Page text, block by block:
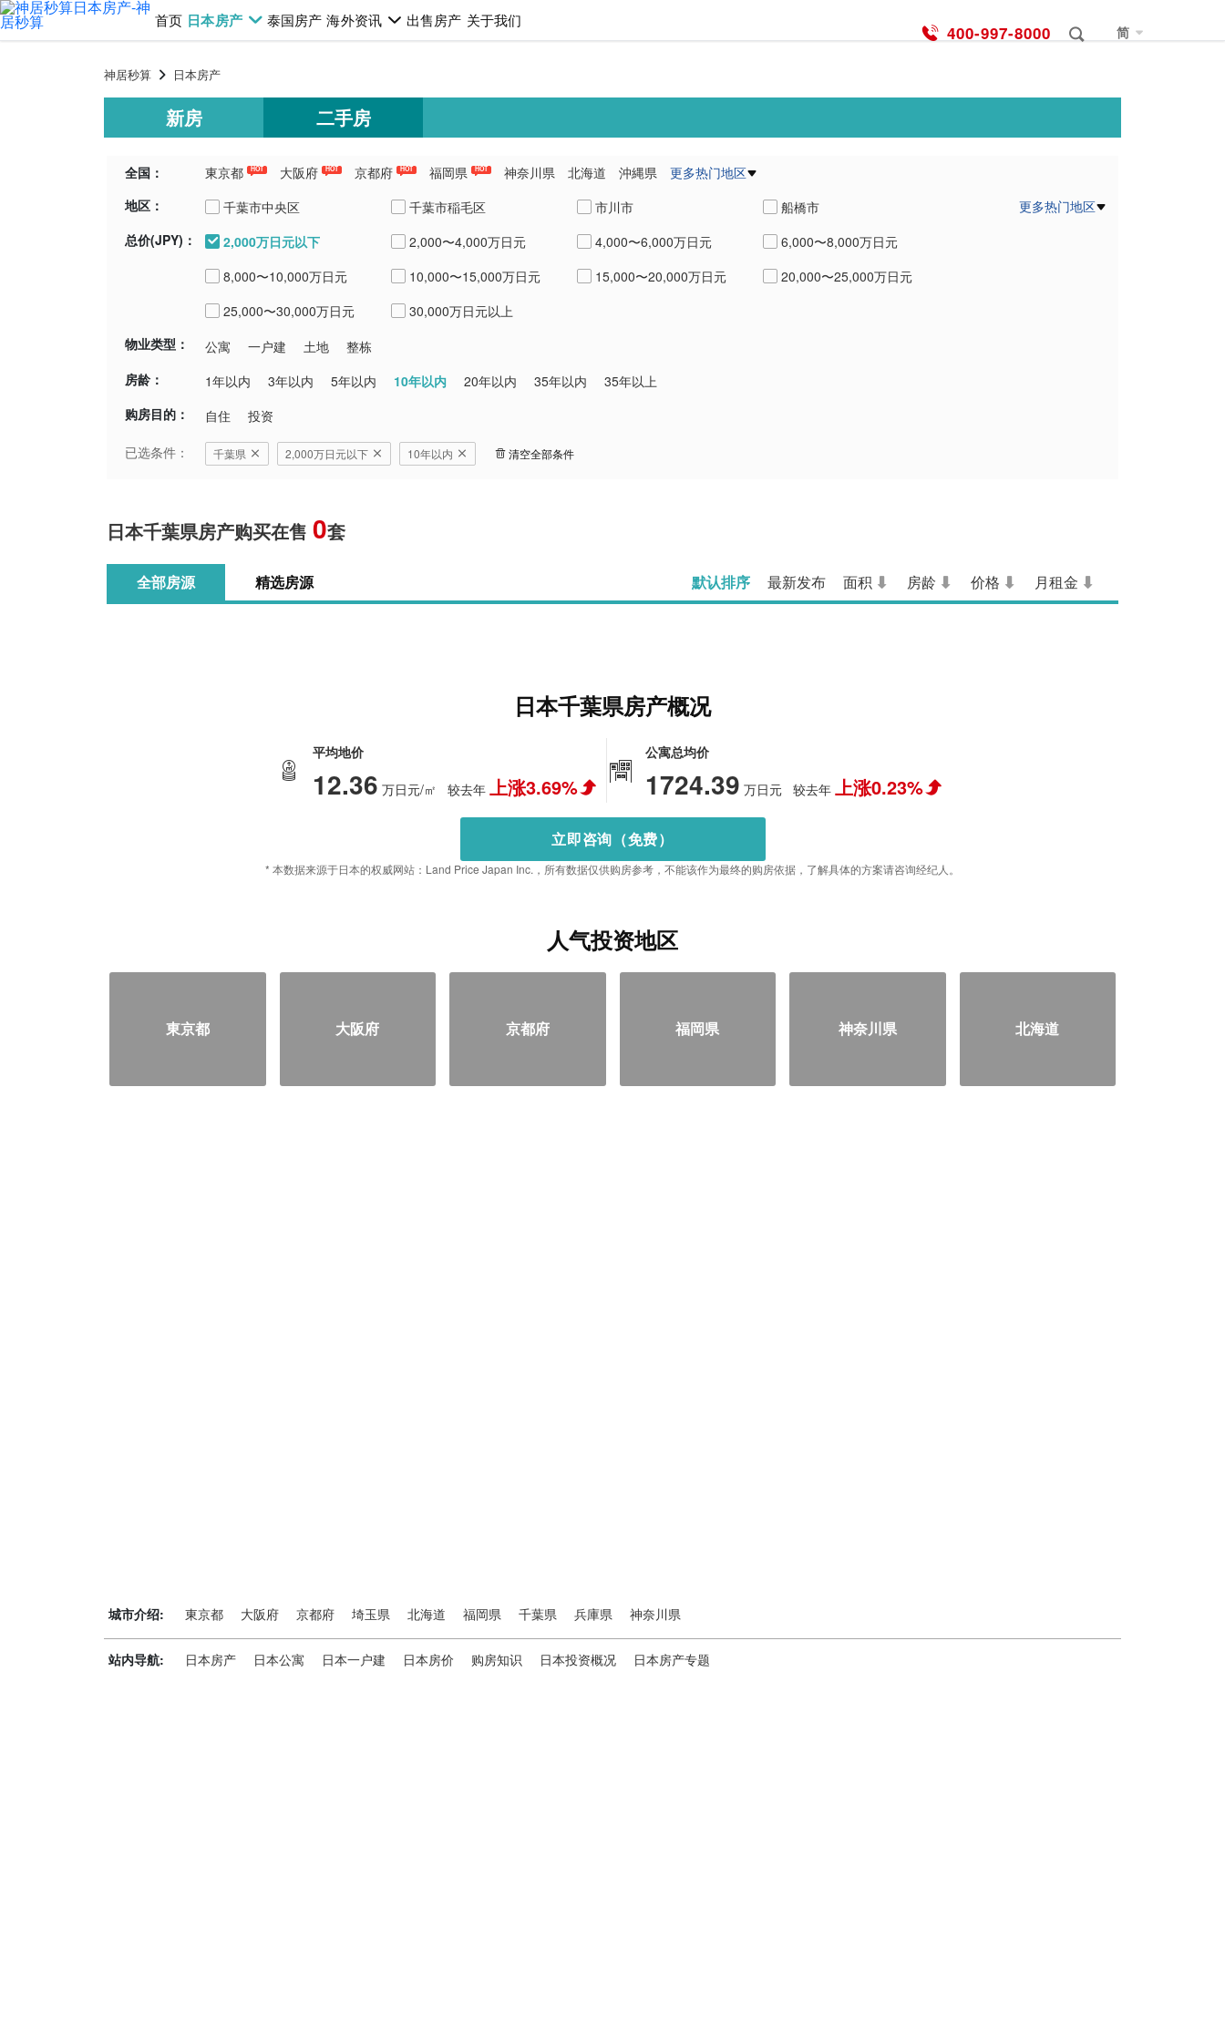
400-997-8000 简
首页 日本房产 泰国房产 海外资讯 出售房产 关于我们
神居秒算 日本房产
新房 二手房
全国： 東京都 HOT 大阪府 HOT 京都府 HOT 福岡県 HOT 神奈川県 北海道 沖縄県
更多热门地区
千葉県
埼玉県 新潟県 愛知県 熊本県
地区： 千葉市中央区 千葉市稲毛区 市川市
船橋市
浦安市
更多热门地区
总价(JPY)：
2,000万日元以下 2,000〜4,000万日元 4,000〜6,000万日元
6,000〜8,000万日元
8,000〜10,000万日元
10,000〜15,000万日元 15,000〜20,000万日元
20,000〜25,000万日元
25,000〜30,000万日元
30,000万日元以上
物业类型：
公寓 一户建 土地
整栋
房龄：
1年以内 3年以内 5年以内 10年以内 20年以内 35年以内
35年以上
购房目的：
自住
投资
已选条件：
千葉県 2,000万日元以下 10年以内 清空全部条件
日本千葉県房产购买在售 0套
全部房源 精选房源 默认排序 最新发布 面积 房龄 价格 月租金
日本千葉県房产概况
平均地价
12.36 万日元/㎡ 较去年 上涨3.69%
公寓总均价
1724.39 万日元 较去年 上涨0.23%
立即咨询（免费）
* 本数据来源于日本的权威网站：Land Price Japan Inc.，所有数据仅供购房参考，不能该作为最终的购房依据，了解具体的方案请咨询经纪人。
人气投资地区
東京都 大阪府 京都府 福岡県 神奈川県 北海道
城市介绍: 東京都 大阪府 京都府 埼玉県 北海道 福岡県 千葉県 兵庫県 神奈川県
站内导航: 日本房产 日本公寓 日本一户建 日本房价 购房知识 日本投资概况 日本房产专题